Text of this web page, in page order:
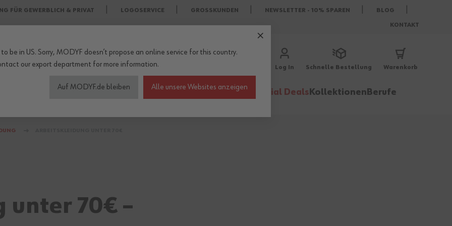
FÜR GEWERBLICH & PRIVAT LOGOSERVICE GROSSKUNDEN NEWSLETTER - 10% SPAREN BLOG
KONTAKT
Log In Schnelle Bestellung Warenkorb
Wetterschutzkleidung Arbeitsschutz Zubehör Special Deals Kollektionen Berufe
70€ –
to be in US. Sorry, MODYF doesn’t propose an online service for this country.
our export department for more information.
Auf MODYF.de bleiben Alle unsere Websites anzeigen